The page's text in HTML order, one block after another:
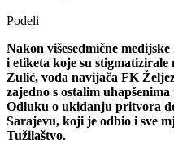
Podeli
Nakon višesedmične
i etiketa koje su
Zulić, vođa navijača FK
zajedno s ostalim
Odluku o ukidanju pritvora
Sarajevu, koji je odbio i sve
Tužilaštvo.